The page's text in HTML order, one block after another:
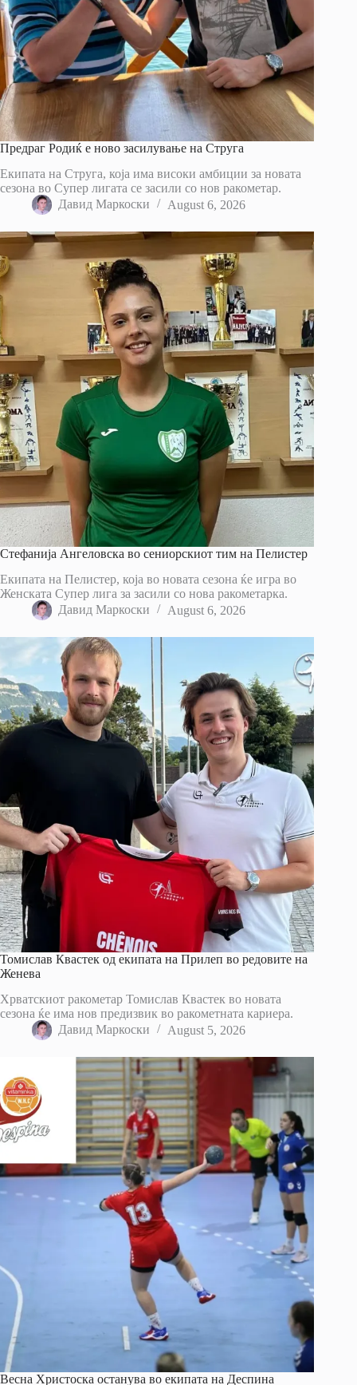
Предраг Родиќ е ново засилување на Струга
Екипата на Струга, која има високи амбиции за новата
сезона во Супер лигата се засили со нов ракометар.
Давид Маркоски
August 6, 2026
Стефанија Ангеловска во сениорскиот тим на Пелистер
Екипата на Пелистер, која во новата сезона ќе игра во
Женската Супер лига за засили со нова ракометарка.
Давид Маркоски
August 6, 2026
Томислав Квастек од екипата на Прилеп во редовите на
Женева
Хрватскиот ракометар Томислав Квастек во новата
сезона ќе има нов предизвик во ракометната кариера.
Давид Маркоски
August 5, 2026
Весна Христоска останува во екипата на Деспина